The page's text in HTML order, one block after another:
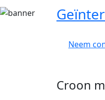
Neem
Croon